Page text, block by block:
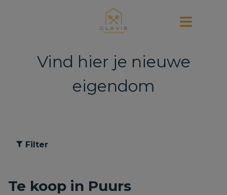
Vind hier je nieuwe
eigendom
Filter
Te koop in Puurs